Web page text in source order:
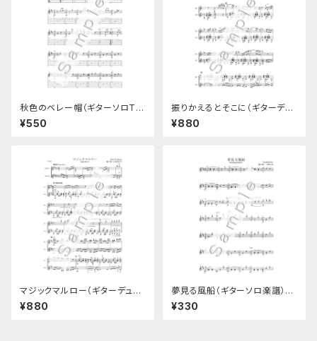
秋色のベレー帽（ギターソロTA
B譜付き楽譜）
¥550
振りかえるとそこに（ギターデュ
オ）
¥880
マジックマルロー（ギターデュ
オ）
¥880
夢見る風船（ギターソロ楽譜）20
16年版
¥330